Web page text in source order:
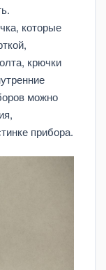
которые
крючки
можно
прибора.